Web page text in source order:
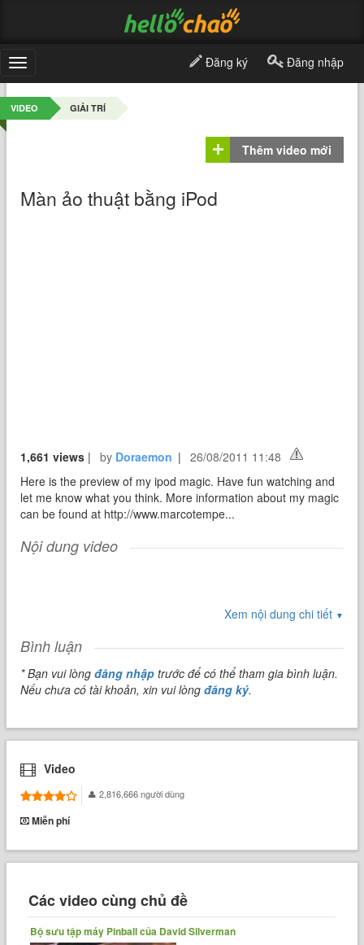
Toggle
navigation
Đăng ký Đăng nhập
VIDEO GIẢI TRÍ
Thêm video mới
Màn ảo thuật bằng iPod
1,661 views | by Doraemon |
26/08/2011 11:48
Here is the preview of my ipod magic. Have fun watching and
let me know what you think. More information about my magic
can be found at http://www.marcotempe...
Nội dung video
Xem nội dung chi tiết ▼
Bình luận
* Bạn vui lòngđăng nhập trước để có thể tham gia bình luận.
Nếu chưa có tài khoản, xin vui lòngđăng ký.
Video
2,816,666 người dùng
Miễn phí
Các video cùng chủ đề
Bộ sưu tập máy Pinball của David Silverman